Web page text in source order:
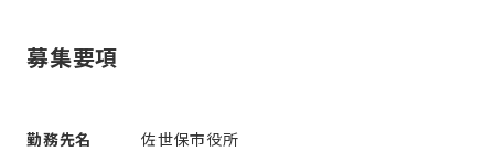
募集要項
勤務先名 佐世保市役所